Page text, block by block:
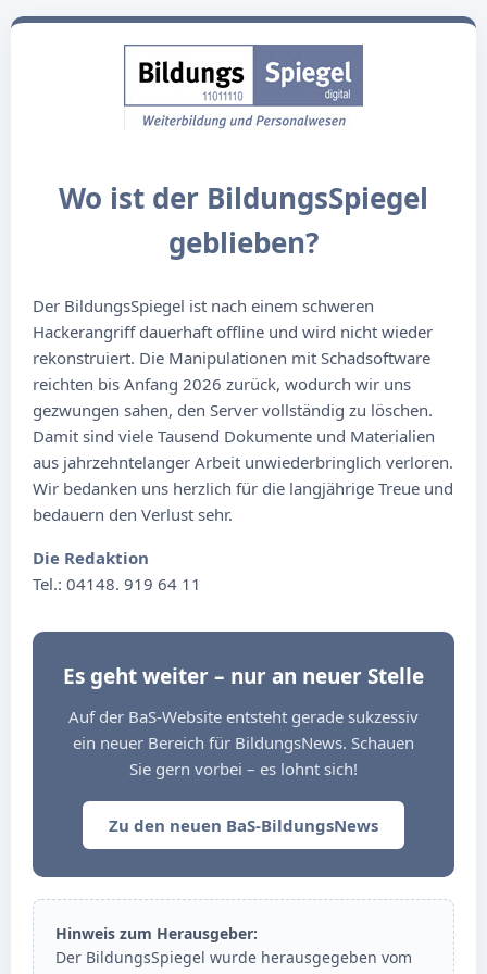
Wo ist der BildungsSpiegel
geblieben?
Der BildungsSpiegel ist nach einem schweren
Hackerangriff dauerhaft offline und wird nicht wieder
rekonstruiert. Die Manipulationen mit Schadsoftware
reichten bis Anfang 2026 zurück, wodurch wir uns
gezwungen sahen, den Server vollständig zu löschen.
Damit sind viele Tausend Dokumente und Materialien
aus jahrzehntelanger Arbeit unwiederbringlich verloren.
Wir bedanken uns herzlich für die langjährige Treue und
bedauern den Verlust sehr.
Die Redaktion
Tel.: 04148. 919 64 11
Es geht weiter – nur an neuer Stelle
Auf der BaS-Website entsteht gerade sukzessiv
ein neuer Bereich für BildungsNews. Schauen
Sie gern vorbei – es lohnt sich!
Zu den neuen BaS-BildungsNews
Hinweis zum Herausgeber:
Der BildungsSpiegel wurde herausgegeben vom